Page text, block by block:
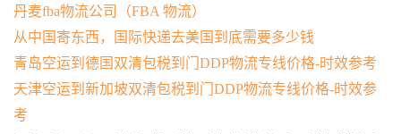
丹麦fba物流公司（FBA 物流）
从中国寄东西，国际快递去美国到底需要多少钱
青岛空运到德国双清包税到门DDP物流专线价格-时效参考
天津空运到新加坡双清包税到门DDP物流专线价格-时效参
考